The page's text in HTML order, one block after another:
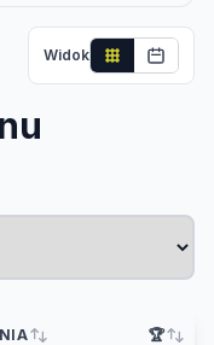
Widok
🏆